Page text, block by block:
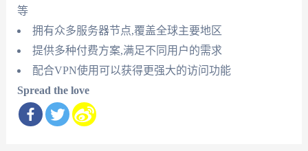
等
拥有众多服务器节点,覆盖全球主要地区
提供多种付费方案,满足不同用户的需求
配合VPN使用可以获得更强大的访问功能
Spread the love